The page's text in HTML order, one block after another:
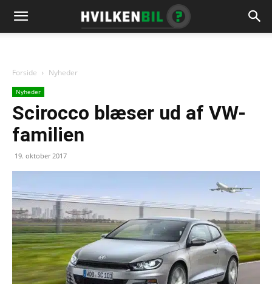
Forside Nyheder
Nyheder
Scirocco blæser ud af VW-
familien
19. oktober 2017